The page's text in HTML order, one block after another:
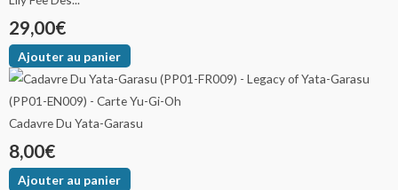
29,00€
Ajouter au panier
Cadavre Du Yata-Garasu
8,00€
Ajouter au panier